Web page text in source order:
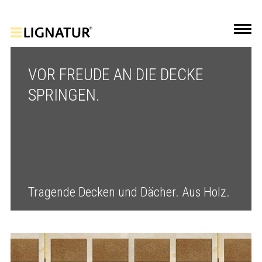
VOR FREUDE AN DIE DECKE
SPRINGEN.
Tragende Decken und Dächer. Aus Holz.